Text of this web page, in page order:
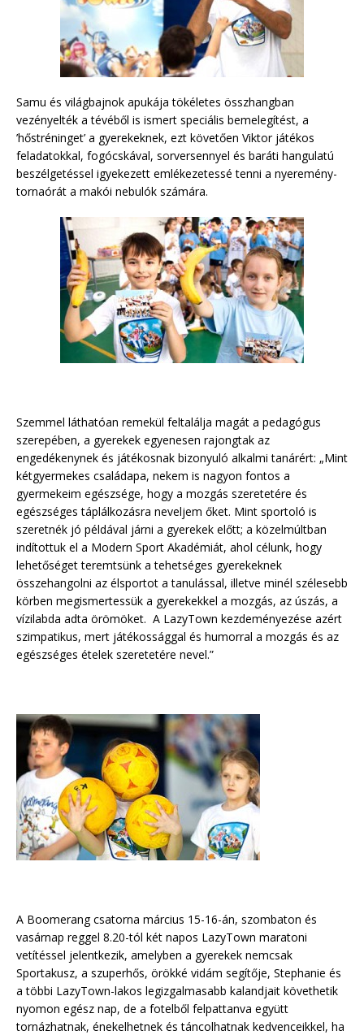
Samu és világbajnok apukája tökéletes összhangban
vezényelték a tévéből is ismert speciális bemelegítést, a
’hőstréninget’ a gyerekeknek, ezt követően Viktor játékos
feladatokkal, fogócskával, sorversennyel és baráti hangulatú
beszélgetéssel igyekezett emlékezetessé tenni a nyeremény-
tornaórát a makói nebulók számára.
Szemmel láthatóan remekül feltalálja magát a pedagógus
szerepében, a gyerekek egyenesen rajongtak az
engedékenynek és játékosnak bizonyuló alkalmi tanárért: „Mint
kétgyermekes családapa, nekem is nagyon fontos a
gyermekeim egészsége, hogy a mozgás szeretetére és
egészséges táplálkozásra neveljem őket. Mint sportoló is
szeretnék jó példával járni a gyerekek előtt; a közelmúltban
indítottuk el a Modern Sport Akadémiát, ahol célunk, hogy
lehetőséget teremtsünk a tehetséges gyerekeknek
összehangolni az élsportot a tanulással, illetve minél szélesebb
körben megismertessük a gyerekekkel a mozgás, az úszás, a
vízilabda adta örömöket. A LazyTown kezdeményezése azért
szimpatikus, mert játékossággal és humorral a mozgás és az
egészséges ételek szeretetére nevel.”
A Boomerang csatorna március 15-16-án, szombaton és
vasárnap reggel 8.20-tól két napos LazyTown maratoni
vetítéssel jelentkezik, amelyben a gyerekek nemcsak
Sportakusz, a szuperhős, örökké vidám segítője, Stephanie és
a többi LazyTown-lakos legizgalmasabb kalandjait követhetik
nyomon egész nap, de a fotelből felpattanva együtt
tornázhatnak, énekelhetnek és táncolhatnak kedvenceikkel, ha